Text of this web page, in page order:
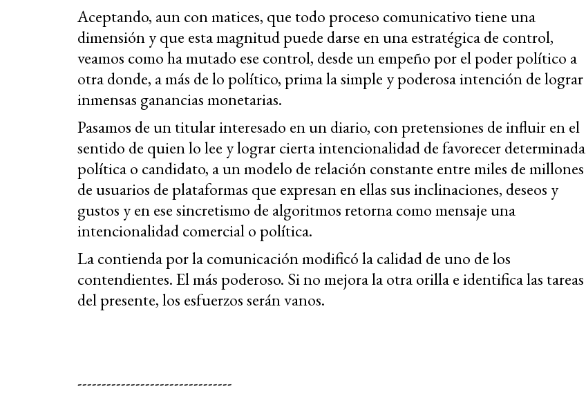
Aceptando, aun con matices, que todo proceso comunicativo tiene una
dimensión y que esta magnitud puede darse en una estratégica de control,
veamos como ha mutado ese control, desde un empeño por el poder político a
otra donde, a más de lo político, prima la simple y poderosa intención de lograr
inmensas ganancias monetarias.
Pasamos de un titular interesado en un diario, con pretensiones de influir en el
sentido de quien lo lee y lograr cierta intencionalidad de favorecer determinada
política o candidato, a un modelo de relación constante entre miles de millones
de usuarios de plataformas que expresan en ellas sus inclinaciones, deseos y
gustos y en ese sincretismo de algoritmos retorna como mensaje una
intencionalidad comercial o política.
La contienda por la comunicación modificó la calidad de uno de los
contendientes. El más poderoso. Si no mejora la otra orilla e identifica las tareas
del presente, los esfuerzos serán vanos.
--------------------------------